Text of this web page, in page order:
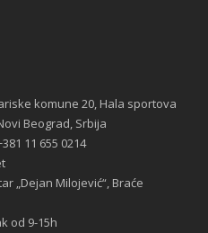
komune 20, Hala sportova
Beograd, Srbija
11 655 0214
„Dejan Milojević“, Braće
od 9-15h